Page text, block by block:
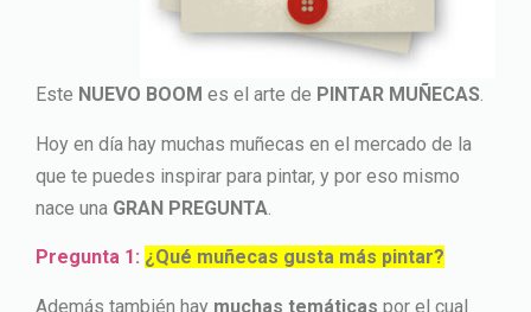
Este NUEVO BOOM es el arte de PINTAR MUÑECAS.
Hoy en día hay muchas muñecas en el mercado de la
que te puedes inspirar para pintar, y por eso mismo
nace una GRAN PREGUNTA
Pregunta 1: ¿Qué muñecas gusta más pintar?
Además también hay muchas temáticas por el cual